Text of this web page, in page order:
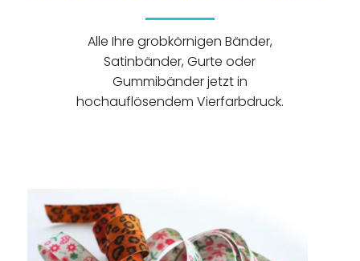
Alle Ihre grobkörnigen Bänder,
Satinbänder, Gurte oder
Gummibänder jetzt in
hochauflösendem Vierfarbdruck.